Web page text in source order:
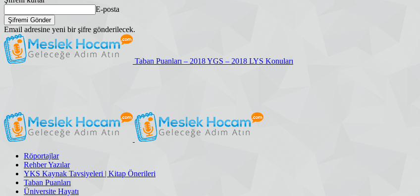
E-posta
Email adresine yeni bir şifre gönderilecek.
Taban Puanları – 2018 YGS – 2018 LYS Konuları
Röportajlar
Rehber Yazılar
YKS Kaynak Tavsiyeleri | Kitap Önerileri
Taban Puanları
Üniversite Hayatı